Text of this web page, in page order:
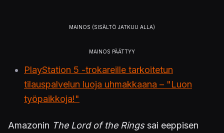
PlayStation 5 -trokareille tarkoitetun
tilauspalvelun luoja uhmakkaana – "Luon
työpaikkoja!"
Amazonin The Lord of the Ringssai eeppisen